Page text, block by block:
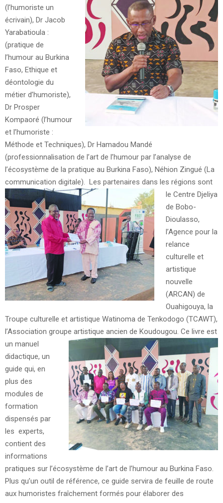
(l’humoriste un
écrivain), Dr Jacob
Yarabatioula :
(pratique de
l’humour au Burkina
Faso, Ethique et
déontologie du
métier d’humoriste),
Dr Prosper
Kompaoré (l’humour
et l’humoriste :
Méthode et Techniques), Dr Hamadou Mandé
(professionnalisation de l’art de l’humour par l’analyse de
l’écosystème de la pratique au Burkina Faso), Néhion Zingué (La
communication digitale).
Les partenaires dans les régions sont
le Centre Djeliya
de Bobo-
Dioulasso,
l’Agence pour la
relance
culturelle et
artistique
nouvelle
(ARCAN) de
Ouahigouya, la
Troupe culturelle et artistique Watinoma de Tenkodogo (TCAWT),
l’Association groupe artistique ancien de Koudougou. Ce livre est
un manuel
didactique, un
guide qui, en
plus des
modules de
formation
dispensés par
les experts,
contient des
informations
pratiques sur l’écosystème de l’art de l’humour au Burkina Faso.
Plus qu’un outil de référence, ce guide servira de feuille de route
aux humoristes fraîchement formés pour élaborer des